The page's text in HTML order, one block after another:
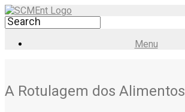
Menu
A Rotulagem dos Alimentos